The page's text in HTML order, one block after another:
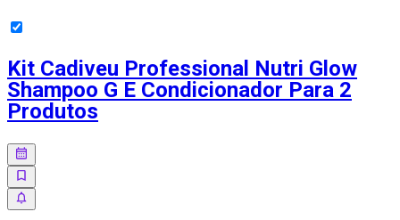
Kit Cadiveu Professional Nutri Glow
Shampoo G E Condicionador Para 2
Produtos